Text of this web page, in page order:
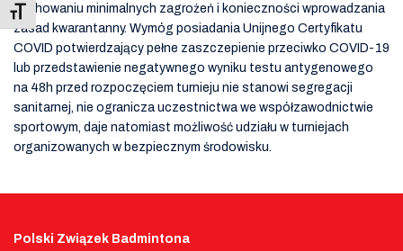
Toggle Font size
zachowaniu minimalnych zagrożeń i konieczności wprowadzania
zasad kwarantanny. Wymóg posiadania Unijnego Certyfikatu
COVID potwierdzający pełne zaszczepienie przeciwko COVID-19
lub przedstawienie negatywnego wyniku testu antygenowego
na 48h przed rozpoczęciem turnieju nie stanowi segregacji
sanitarnej, nie ogranicza uczestnictwa we współzawodnictwie
sportowym, daje natomiast możliwość udziału w turniejach
organizowanych w bezpiecznym środowisku.
Polski Związek Badmintona